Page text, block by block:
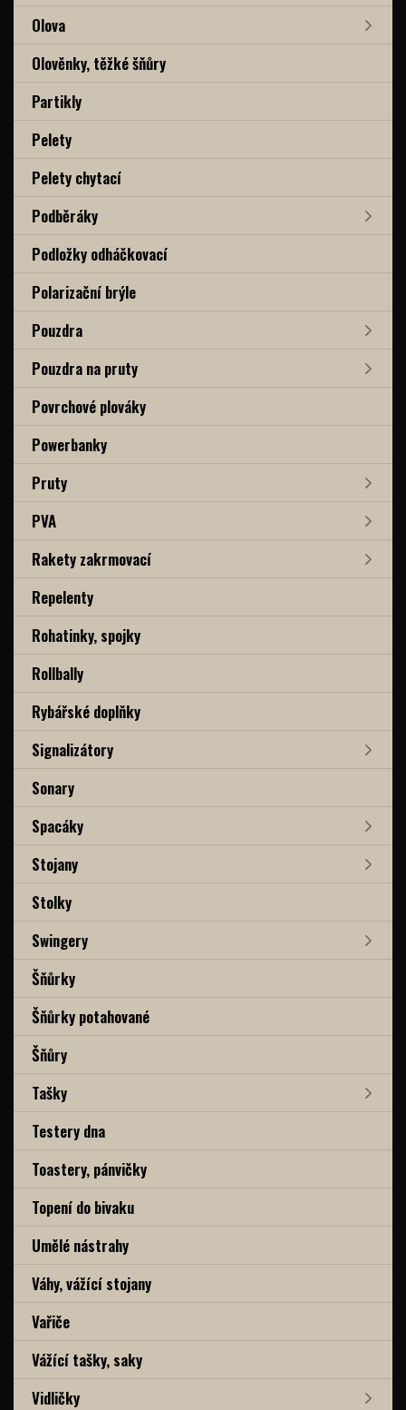
Olova
Olověnky, těžké šňůry
Partikly
Pelety
Pelety chytací
Podběráky
Podložky odháčkovací
Polarizační brýle
Pouzdra
Pouzdra na pruty
Povrchové plováky
Powerbanky
Pruty
PVA
Rakety zakrmovací
Repelenty
Rohatinky, spojky
Rollbally
Rybářské doplňky
Signalizátory
Sonary
Spacáky
Stojany
Stolky
Swingery
Šňůrky
Šňůrky potahované
Šňůry
Tašky
Testery dna
Toastery, pánvičky
Topení do bivaku
Umělé nástrahy
Váhy, vážící stojany
Vařiče
Vážící tašky, saky
Vidličky